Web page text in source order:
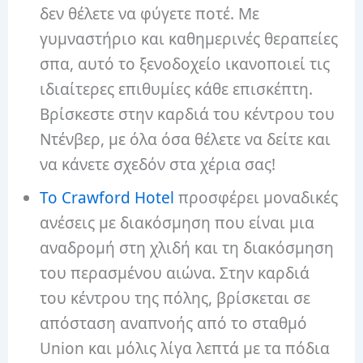
δεν θέλετε να φύγετε ποτέ. Με
γυμναστήριο και καθημερινές θεραπείες
σπα, αυτό το ξενοδοχείο ικανοποιεί τις
ιδιαίτερες επιθυμίες κάθε επισκέπτη.
Βρίσκεστε στην καρδιά του κέντρου του
Ντένβερ, με όλα όσα θέλετε να δείτε και
να κάνετε σχεδόν στα χέρια σας!
Το Crawford Hotel προσφέρει μοναδικές
ανέσεις με διακόσμηση που είναι μια
αναδρομή στη χλιδή και τη διακόσμηση
του περασμένου αιώνα. Στην καρδιά
του κέντρου της πόλης, βρίσκεται σε
απόσταση αναπνοής από το σταθμό
Union και μόλις λίγα λεπτά με τα πόδια